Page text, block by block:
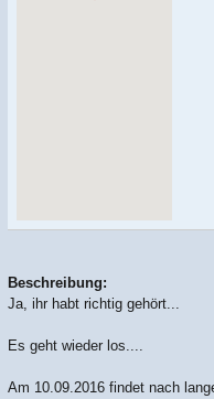
Beschreibung:
Ja, ihr habt richtig gehört...
Es geht wieder los....
Am 10.09.2016 findet nach